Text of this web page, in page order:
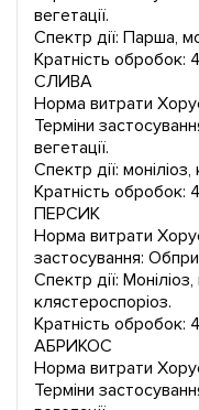
вегетації.
Спектр дії: Парша,
Кратність обробок:
СЛИВА
Норма витрати
Терміни
вегетації.
Спектр дії:
Кратність обробок:
ПЕРСИК
Норма витрати
застосування:
Спектр дії:
клястероспоріоз.
Кратність обробок:
АБРИКОС
Норма витрати
Терміни